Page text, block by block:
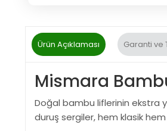
Ürün Açıklaması Garanti ve
Mismara
Doğal bambu liflerinin ekstra
duruş sergiler, hem klasik